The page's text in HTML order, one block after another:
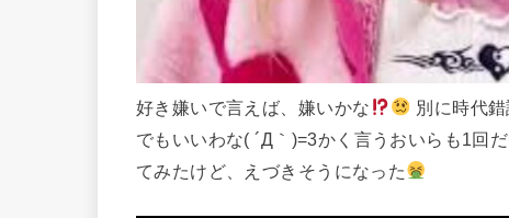
好き嫌いで言えば、嫌いかな 別に時代
でもいいわな( ´Д｀)=3かく言うおいらも1回
てみたけど、えづきそうになった